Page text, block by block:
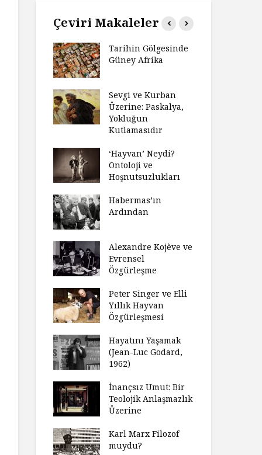
Çeviri Makaleler
Geceleri
Ne
Tarihin Gölgesinde
Güney Afrika
Sevgi ve Kurban
Üzerine: Paskalya,
Yokluğun
Kutlamasıdır
‘Hayvan’ Neydi?
Ontoloji ve
Hoşnutsuzlukları
Habermas’ın
Ardından
Alexandre Kojève ve
Evrensel
Özgürleşme
Peter Singer ve Elli
Yıllık Hayvan
Özgürleşmesi
Hayatını Yaşamak
(Jean-Luc Godard,
1962)
İnançsız Umut: Bir
Teolojik Anlaşmazlık
Üzerine
Karl Marx Filozof
muydu?